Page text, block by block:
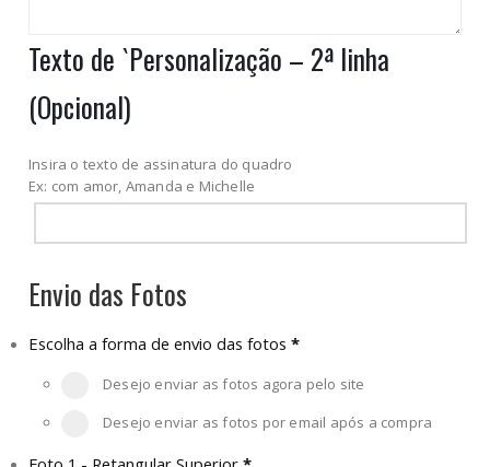
Texto de `Personalização – 2ª linha
(Opcional)
Insira o texto de assinatura do quadro
Ex: com amor, Amanda e Michelle
Envio das Fotos
Escolha a forma de envio das fotos *
Desejo enviar as fotos agora pelo site
Desejo enviar as fotos por email após a compra